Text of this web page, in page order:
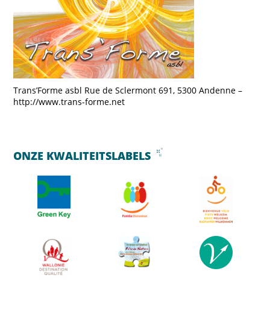
Trans’Forme asbl Rue de Sclermont 691, 5300 Andenne –
http://www.trans-forme.net
ONZE KWALITEITSLABELS